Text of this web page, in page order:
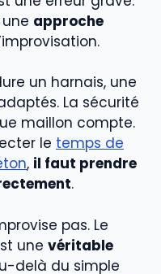
approche
un harnais, une
La sécurité
maillon compte.
le temps de
, il faut prendre
.
pas. Le
une véritable
delà du simple